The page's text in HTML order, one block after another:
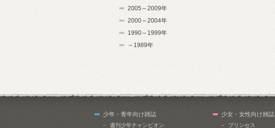
2005～2009年
2000～2004年
1990～1999年
～1989年
少年・青年向け雑誌
週刊少年チャンピオン
少女・女性向け雑誌
プリンセス